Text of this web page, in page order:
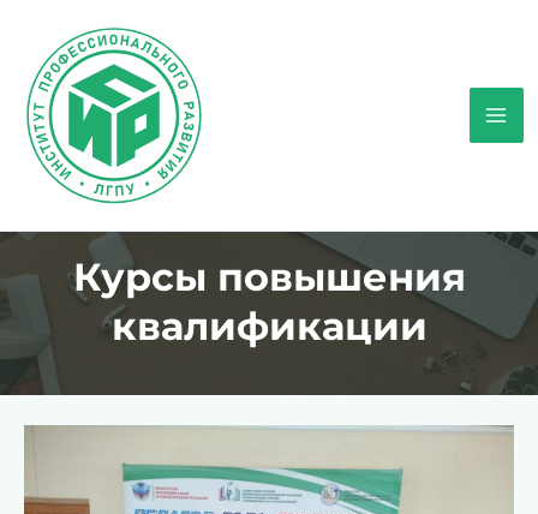
содержимому
Курсы повышения
квалификации